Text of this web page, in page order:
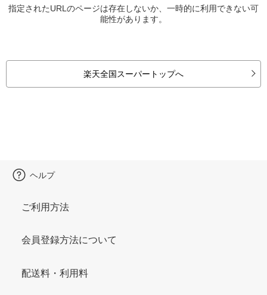
指定されたURLのページは存在しないか、一時的に利用できない可
能性があります。
楽天全国スーパートップへ
ヘルプ
ご利用方法
会員登録方法について
配送料・利用料